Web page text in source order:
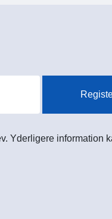
Yderligere information